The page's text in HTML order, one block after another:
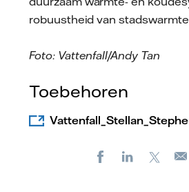
robuustheid van
Foto: Vattenfall/Andy Tan
Toebehoren
FacebookLinkedIn